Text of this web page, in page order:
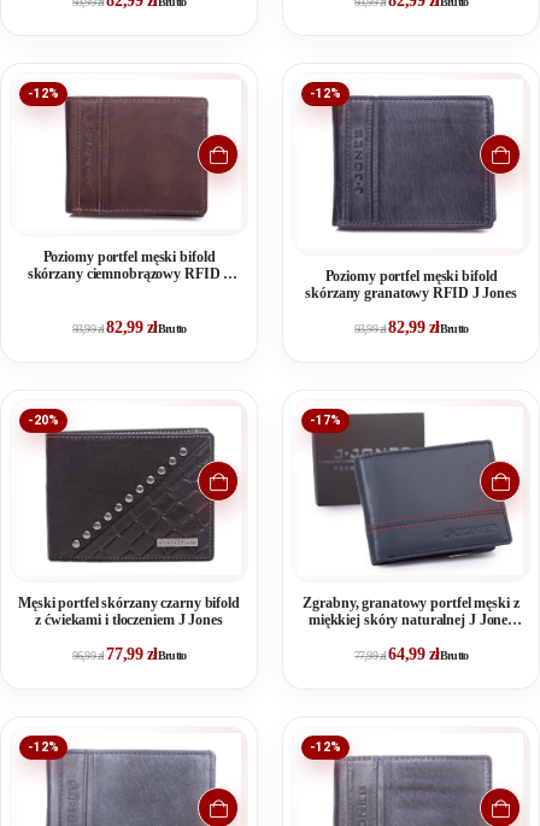
-12%
Poziomy portfel męski bifold
skórzany ciemnobrązowy RFID J
93,99zł82,99 złBrutto
-12%
Poziomy portfel męski bifold
skórzany granatowy RFID J Jones
93,99zł82,99 złBrutto
-20%
Męski portfel skórzany czarny bifold
z ćwiekami i tłoczeniem J Jones
96,99zł77,99 złBrutto
-17%
Zgrabny, granatowy portfel męski z
miękkiej skóry naturalnej J Jones
77,99zł64,99 złBrutto
-12% -12%